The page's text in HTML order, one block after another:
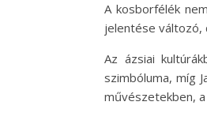
A kosborfélék
jelentése változó,
Az ázsiai
szimbóluma, míg
művészetekben,